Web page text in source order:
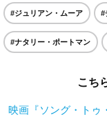
#ジュリアン・ムーア #
#ナタリー・ポートマン
こち
映画『ソング・トゥ